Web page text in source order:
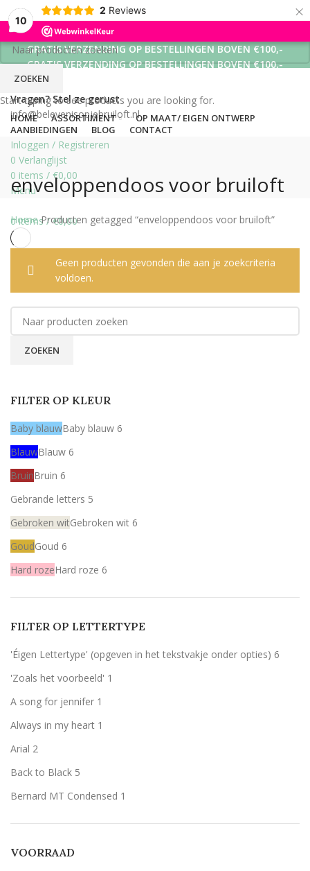
10
2 Reviews ×
GRATIS VERZENDING OP BESTELLINGEN BOVEN €100,-
GRATIS VERZENDING OP BESTELLINGEN BOVEN €100,-
GRATIS VERZENDING OP BESTELLINGEN BOVEN €100,-
Vragen? Stel ze gerust
info@belevenisopjebruiloft.nl
Inloggen / Registreren
0 Verlanglijst
0 items / €0,00
Menu
0items / €0,00
HOME ASSORTIMENT
OP MAAT/ EIGEN ONTWERP
AANBIEDINGEN
BLOG CONTACT
enveloppendoos voor bruiloft
FILTER OP KLEUR
Baby blauwBaby blauw 6
BlauwBlauw 6
BruinBruin 6
Gebrande letters 5
Gebroken witGebroken wit 6
GoudGoud 6
Hard rozeHard roze 6
WitWit
FILTER OP LETTERTYPE
'Éigen Lettertype' (opgeven in het tekstvakje onder opties) 6
'Zoals het voorbeeld' 1
A song for jennifer 1
Always in my heart 1
Arial 2
Back to Black 5
Bernard MT Condensed 1
VOORRAAD
HomeProducten getagged “enveloppendoos voor bruiloft”
Geen producten gevonden die aan je zoekcriteria
voldoen.
ZOEKEN
ZOEKEN
Start typing to see products you are looking for.